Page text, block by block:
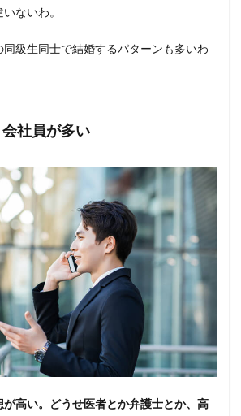
ないわ。
級生同士で結婚するパターンも多いわ
社員が多い
が高い。どうせ医者とか弁護士とか、高